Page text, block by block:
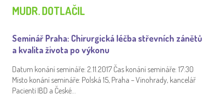
MUDR. DOTLAČIL
Seminář Praha: Chirurgická léčba střevních zánětů
a kvalita života po výkonu
Datum konání semináře: 2.11.2017 Čas konání semináře: 17:30
Místo konání semináře: Polská 15, Praha – Vinohrady, kancelář
Pacienti IBD a České…